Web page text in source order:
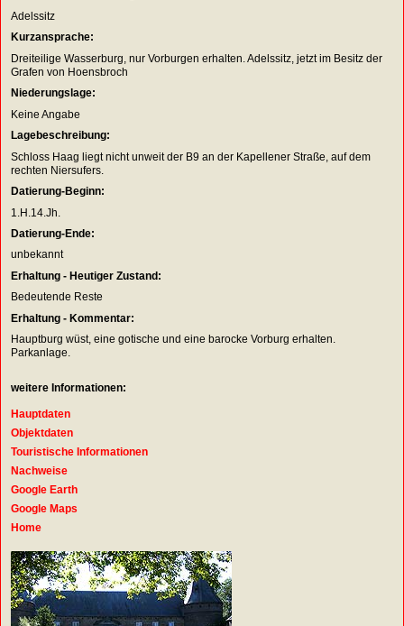
Adelssitz
Kurzansprache:
Dreiteilige Wasserburg, nur Vorburgen erhalten. Adelssitz, jetzt im Besitz der
Grafen von Hoensbroch
Niederungslage:
Keine Angabe
Lagebeschreibung:
Schloss Haag liegt nicht unweit der B9 an der Kapellener Straße, auf dem
rechten Niersufers.
Datierung-Beginn:
1.H.14.Jh.
Datierung-Ende:
unbekannt
Erhaltung - Heutiger Zustand:
Bedeutende Reste
Erhaltung - Kommentar:
Hauptburg wüst, eine gotische und eine barocke Vorburg erhalten.
Parkanlage.
weitere Informationen:
Hauptdaten
Objektdaten
Touristische Informationen
Nachweise
Google Earth
Google Maps
Home